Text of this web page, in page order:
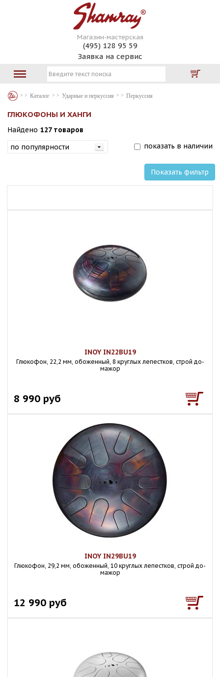
Магазин-мастерская
(495) 128 95 59
Заявка на сервис
Каталог Ударные и перкуссия Перкуссия
ГЛЮКОФОНЫ И ХАНГИ
Найдено 127 товаров
показать в наличии
Показать фильтр
INOY IN22BU19
Глюкофон, 22,2 мм, обоженный, 8 круглых лепестков, строй до-
мажор
8 990 руб
INOY IN29BU19
Глюкофон, 29,2 мм, обоженный, 10 круглых лепестков, строй до-
мажор
12 990 руб